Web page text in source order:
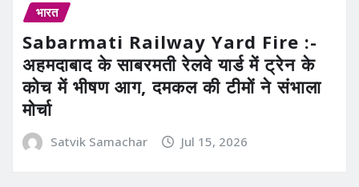
भारत
Sabarmati Railway Yard Fire :-
अहमदाबाद के साबरमती रेलवे यार्ड में ट्रेन के
कोच में भीषण आग, दमकल की टीमों ने संभाला
मोर्चा
Satvik Samachar Jul 15, 2026